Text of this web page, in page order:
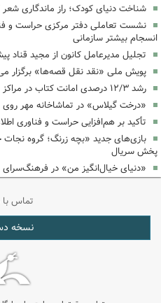
شناخت دنیای کودک؛ راز ماندگاری
نشست تعاملی دفتر مرکزی حراست و
انسجام بیشتر سازمانی
تجلیل مدیرعامل کانون از مجید قناد
پویش ملی «نقد نقل قصه‌ها» برگزار
رشد ۱۲/۳ درصدی امانت کتاب در مراکز فرهنگی‌هنری کانون
«درخت گیلاس» در تماشاخانه مهر
تأکید بر هم‌افزایی حراست و فناوری
بازی‌های جدید «بچه زرنگ؛ گروه
پخش سریال
«دنیای خیال‌انگیز من» در
تماس با
نسخه